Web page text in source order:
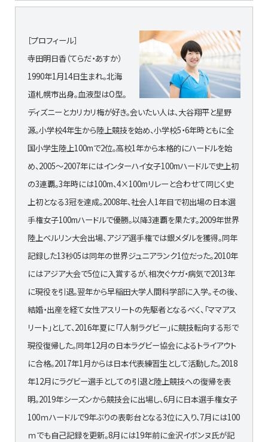
［プロフィール］
寺田明日香（てらだ・あすか）
1990年1月14日生まれ。北海
道札幌市出身。血液型はO型。
ディズニーとカリカリ梅が好き。会いたい人は、大谷翔平と星野
源。小学校4年生から陸上競技を始め、小学校5・6年時ともに全
国小学生陸上100mで2位。高校1年から本格的にハードルを始
め、2005～2007年にはインターハイ女子100mハードルで史上初
の3連覇。3年時には100m、4×100mリレーと合わせて同じく史
上初となる3冠を達成。2008年、社会人1年目で初出場の日本選
手権女子100mハードルで優勝。以降3連覇を果たす。2009年世界
陸上ベルリン大会出場、アジア選手権では銀メダルを獲得。同年
記録した13秒05は同年の世界ジュニアランク1位だった。2010年
にはアジア大会で5位に入賞するが、相次ぐケガ・病気で2013年
に現役を引退。翌年から早稲田大学人間科学部に入学。その後、
結婚・出産を経て女性アスリートの先駆者となるべく、「ママアス
リート」として、2016年夏に「7人制ラグビー」に競技転向する形で
現役復帰した。同年12月の日本ラグビー協会によるトライアウト
に合格。2017年1月からは日本代表練習生として活動した。2018
年12月にラグビー選手としての引退と陸上競技への復帰を表
明。2019年シーズンから競技会に出場し、6月に日本選手権女子
100ｍハードルで9年ぶりの表彰台となる3位に入り、7月には100
ｍでも自己記録を更新。8月には19年前に金沢イボンヌ氏が記